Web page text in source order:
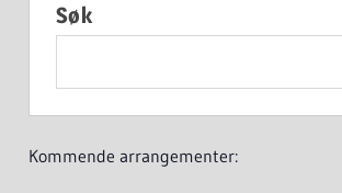
Søk
Kommende arrangementer: